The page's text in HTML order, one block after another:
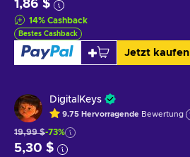
1,86 $
14% Cashback
Bestes Cashback
Jetzt kaufen
DigitalKeys
9.75 Hervorragende Bewertung
19,99 $-73%
5,30 $